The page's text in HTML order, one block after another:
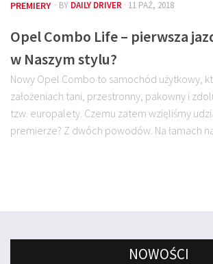
PREMIERY · BY DAILY DRIVER · 11 PAŹ, 2018
Opel Combo Life – pierwsza
w Naszym stylu?
Nowy Opel Combo to samochód użytkowy,
założeniach tani, przestronny, pakowny i
tzw. europalety. Czemu zatem wzięliśmy
premierze? Z dwóch powodów. Na łamach
NOWOŚCI